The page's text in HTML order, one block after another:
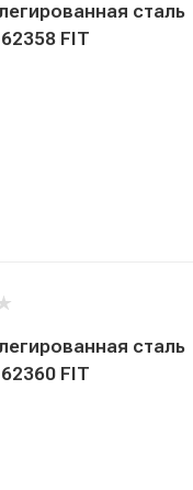
сталь
40Cr, полностью , 1/4, 72 зубца 62358 FIT
сталь
FIT